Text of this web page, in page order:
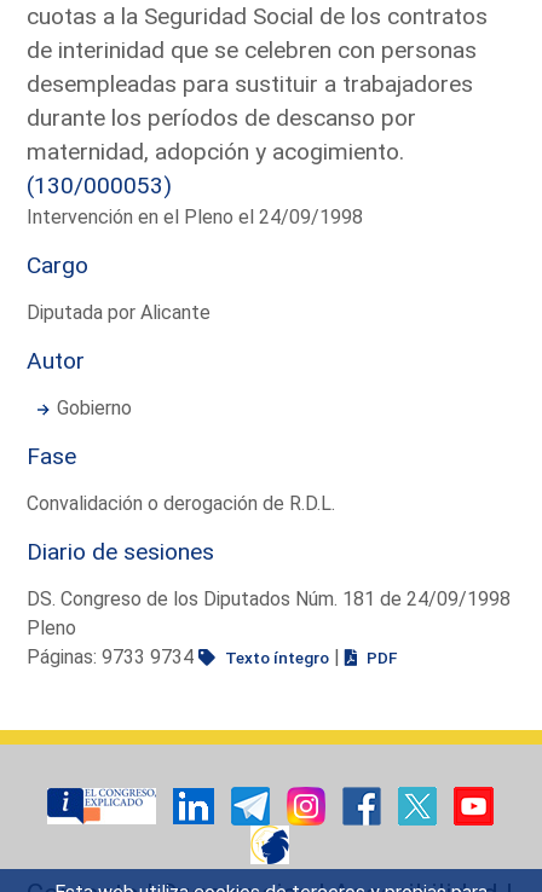
cuotas a la Seguridad Social de los contratos
de interinidad que se celebren con personas
desempleadas para sustituir a trabajadores
durante los períodos de descanso por
maternidad, adopción y acogimiento.
(130/000053)
Intervención en el Pleno el 24/09/1998
Cargo
Diputada por Alicante
Autor
Gobierno
Fase
Convalidación o derogación de R.D.L.
Diario de sesiones
DS. Congreso de los Diputados Núm. 181 de 24/09/1998
Pleno
Páginas: 9733 9734
Texto íntegro | PDF